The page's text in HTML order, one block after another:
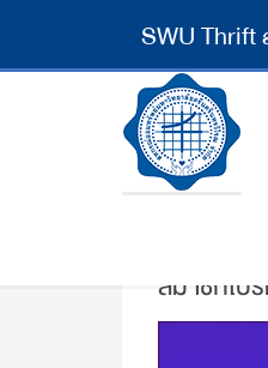
SWU
สมาชิกโป